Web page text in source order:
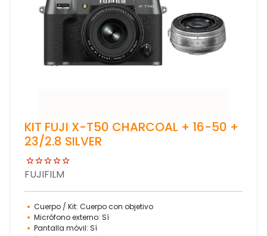
KIT FUJI X-T50 CHARCOAL + 16-50 +
23/2.8 SILVER
FUJIFILM
Cuerpo / Kit: Cuerpo con objetivo
Micrófono externo: Sí
Pantalla móvil: Sí